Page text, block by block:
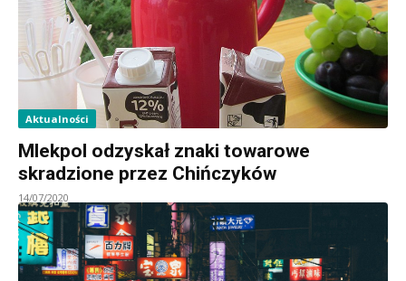
Aktualności
Mlekpol odzyskał znaki towarowe
skradzione przez Chińczyków
14/07/2020